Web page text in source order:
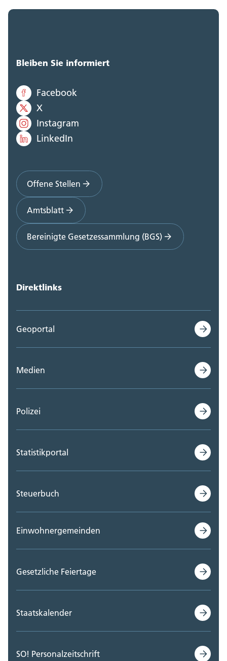
Bleiben Sie informiert
Facebook
X
Instagram
LinkedIn
Offene Stellen
Amtsblatt
Bereinigte Gesetzessammlung (BGS)
Direktlinks
Geoportal
Medien
Polizei
Statistikportal
Steuerbuch
Einwohnergemeinden
Gesetzliche Feiertage
Staatskalender
SO! Personalzeitschrift